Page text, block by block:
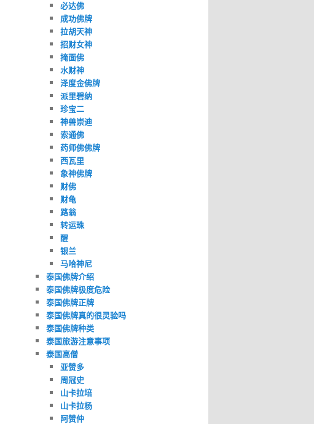
必达佛
成功佛牌
拉胡天神
招财女神
掩面佛
水财神
泽度金佛牌
派里碧纳
珍宝二
神兽崇迪
索通佛
药师佛佛牌
西瓦里
象神佛牌
财佛
财龟
路翁
转运珠
醒
银兰
马哈神尼
泰国佛牌介绍
泰国佛牌极度危险
泰国佛牌正牌
泰国佛牌真的很灵验吗
泰国佛牌种类
泰国旅游注意事项
泰国高僧
亚赞多
周冠史
山卡拉培
山卡拉杨
阿赞仲